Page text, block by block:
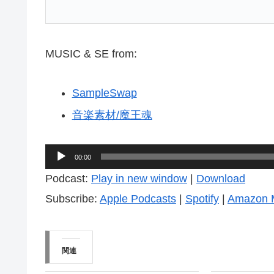
MUSIC & SE from:
SampleSwap
音楽素材/魔王魂
声
プ
ー
ー
00:00
Podcast: Play in new window
Download
Subscribe: Apple Podcasts Spotify Amazon
関連